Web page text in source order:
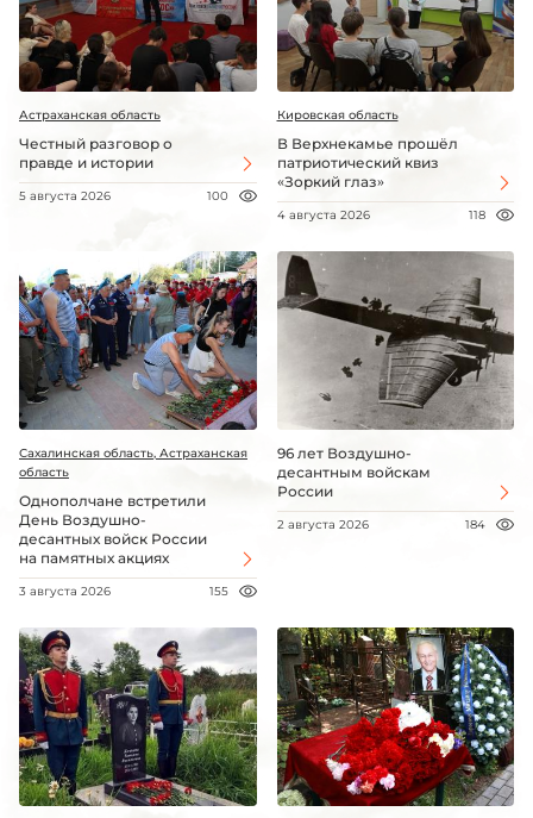
Астраханская область
Честный разговор о
правде и истории
5 августа 2026 100
Кировская область
В Верхнекамье прошёл
патриотический квиз
«Зоркий глаз»
4 августа 2026 118
Сахалинская область, Астраханская
область
Однополчане встретили
День Воздушно-
десантных войск России
на памятных акциях
3 августа 2026 155
96 лет Воздушно-
десантным войскам
России
2 августа 2026 184